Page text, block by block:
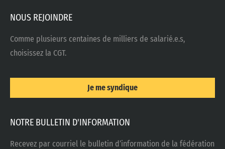
NOUS REJOINDRE
Comme plusieurs centaines de milliers de salarié.e.s,
choisissez la CGT.
Je me syndique
NOTRE BULLETIN D'INFORMATION
Recevez par courriel le bulletin d’information de la fédération